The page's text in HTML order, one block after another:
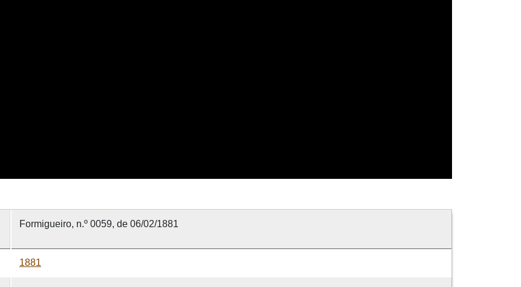
Formigueiro, n.º 0059, de 06/02/1881
1881